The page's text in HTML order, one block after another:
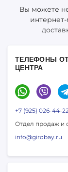
Вы можете
ТЕЛЕФОНЫ
ЦЕНТРА
+7 (925) 026-44-
Отдел продаж и
info@girobay.ru